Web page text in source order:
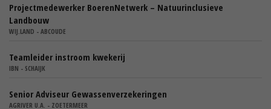
Projectmedewerker BoerenNetwerk – Natuurinclusieve
Landbouw
WIJ.LAND - ABCOUDE
Teamleider instroom kwekerij
IBN - SCHAIJK
Senior Adviseur Gewassenverzekeringen
AGRIVER U.A. - ZOETERMEER